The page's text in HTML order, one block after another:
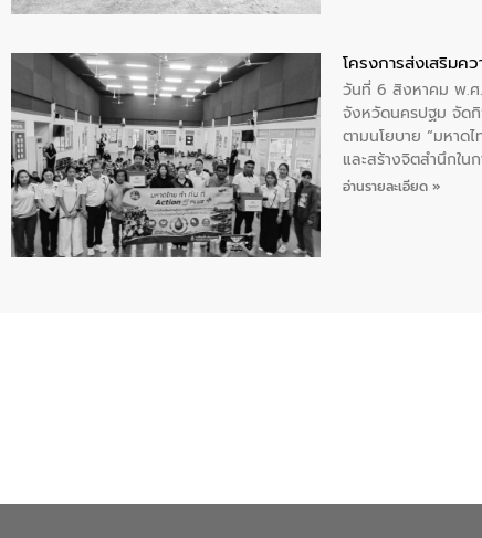
โครงการส่งเสริมค
วันที่ 6 สิงหาคม พ.ศ.
จังหวัดนครปฐม จัดกิ
ตามนโยบาย “มหาด
และสร้างจิตสำนึกใน
ของน้ำเสีย แนวทาง
อ่านรายละเอียด »